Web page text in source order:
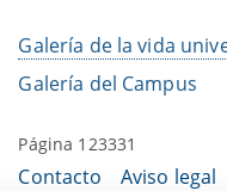
fis.uni-
Galería de la vida
Galería del Campus
Página 123331
Contacto Aviso legal